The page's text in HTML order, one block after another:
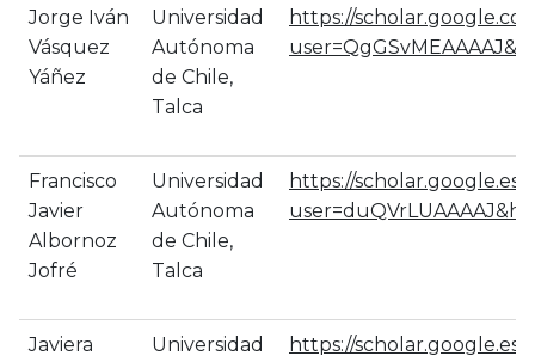
Jorge Iván
Vásquez
Yáñez
Universidad
Autónoma
de Chile,
Talca
https://
Francisco
Javier
Albornoz
Jofré
Universidad
Autónoma
de Chile,
Talca
https://scholar.google.es/
Javiera
Universidad
https://scholar.google.es/